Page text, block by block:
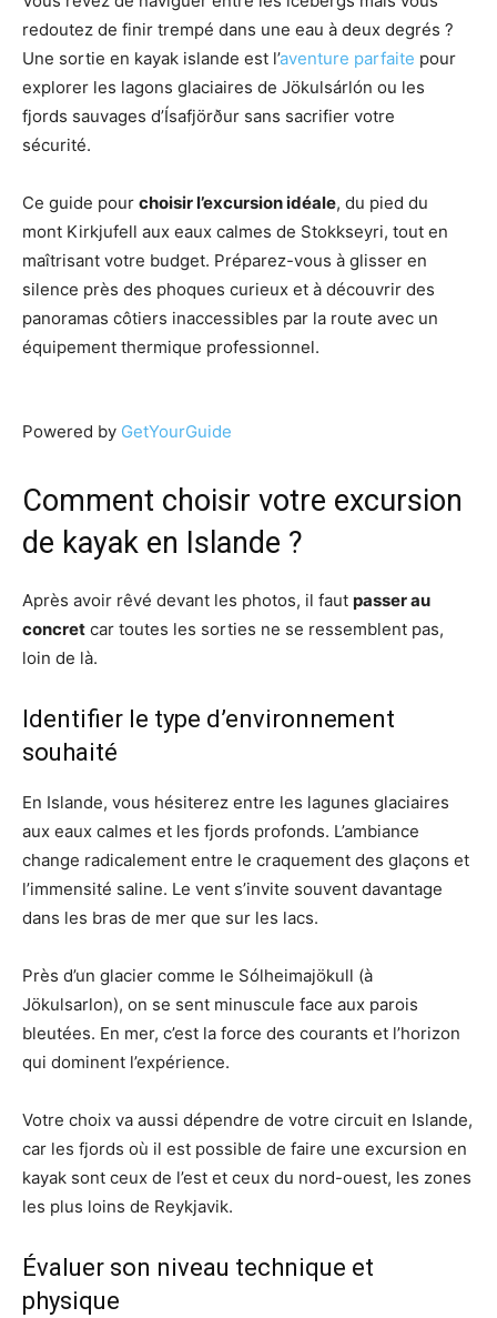
redoutez de finir trempé dans une eau à deux degrés ?
Une sortie en kayak islande est l’aventure parfaite pour
explorer les lagons glaciaires de Jökulsárlón ou les
fjords sauvages d’Ísafjörður sans sacrifier votre
sécurité.
Ce guide pour choisir l’excursion idéale, du pied du
mont Kirkjufell aux eaux calmes de Stokkseyri, tout en
maîtrisant votre budget. Préparez-vous à glisser en
silence près des phoques curieux et à découvrir des
panoramas côtiers inaccessibles par la route avec un
équipement thermique professionnel.
Powered by GetYourGuide
Comment choisir votre excursion
de kayak en Islande ?
Après avoir rêvé devant les photos, il faut passer au
concret car toutes les sorties ne se ressemblent pas,
loin de là.
Identifier le type d’environnement
souhaité
En Islande, vous hésiterez entre les lagunes glaciaires
aux eaux calmes et les fjords profonds. L’ambiance
change radicalement entre le craquement des glaçons et
l’immensité saline. Le vent s’invite souvent davantage
dans les bras de mer que sur les lacs.
Près d’un glacier comme le Sólheimajökull (à
Jökulsarlon), on se sent minuscule face aux parois
bleutées. En mer, c’est la force des courants et l’horizon
qui dominent l’expérience.
Votre choix va aussi dépendre de votre circuit en Islande,
car les fjords où il est possible de faire une excursion en
kayak sont ceux de l’est et ceux du nord-ouest, les zones
les plus loins de Reykjavik.
Évaluer son niveau technique et
physique